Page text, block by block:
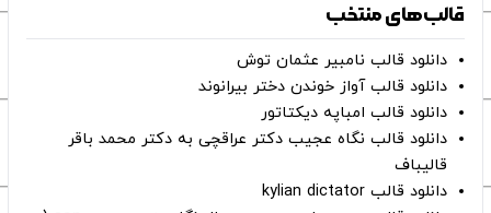
قالب‌های منتخب
دانلود قالب نامبیر عثمان ‌توش
دانلود قالب آواز خوندن دختر بیرانوند
دانلود قالب امباپه دیکتاتور
دانلود قالب نگاه عجیب دکتر عراقچی به دکتر محمد باقر
قالیباف
دانلود قالب kylian dictator